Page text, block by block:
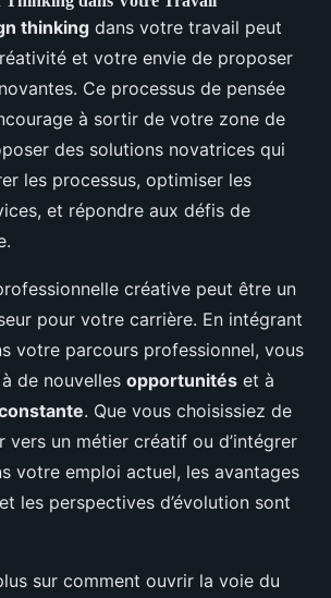
thinking dans votre travail peut
et votre envie de proposer
Ce processus de pensée
à sortir de votre zone de
des solutions novatrices qui
les processus, optimiser les
et répondre aux défis de
créative peut être un
pour votre carrière. En intégrant
votre parcours professionnel, vous
de nouvelles opportunités et à
. Que vous choisissiez de
vers un métier créatif ou d’intégrer
votre emploi actuel, les avantages
les perspectives d’évolution sont
sur comment ouvrir la voie du